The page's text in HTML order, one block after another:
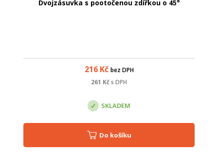
Dvojzásuvka s pootočenou zdířkou o 45°
216Kč bez DPH
261 Kčs DPH
SKLADEM
Do košíku